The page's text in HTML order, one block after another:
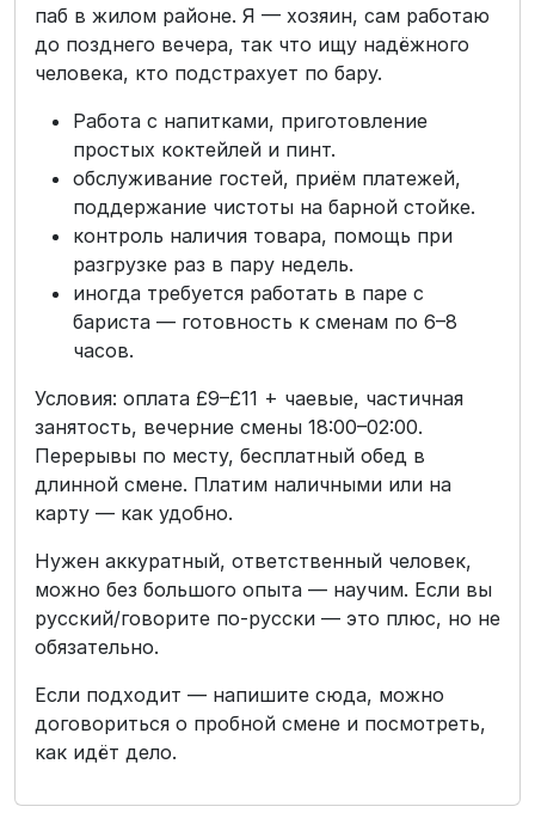
паб в жилом районе. Я — хозяин, сам работаю
до позднего вечера, так что ищу надёжного
человека, кто подстрахует по бару.
Работа с напитками, приготовление
простых коктейлей и пинт.
обслуживание гостей, приём платежей,
поддержание чистоты на барной стойке.
контроль наличия товара, помощь при
разгрузке раз в пару недель.
иногда требуется работать в паре с
бариста — готовность к сменам по 6–8
часов.
Условия: оплата £9–£11 + чаевые, частичная
занятость, вечерние смены 18:00–02:00.
Перерывы по месту, бесплатный обед в
длинной смене. Платим наличными или на
карту — как удобно.
Нужен аккуратный, ответственный человек,
можно без большого опыта — научим. Если вы
русский/говорите по-русски — это плюс, но не
обязательно.
Если подходит — напишите сюда, можно
договориться о пробной смене и посмотреть,
как идёт дело.